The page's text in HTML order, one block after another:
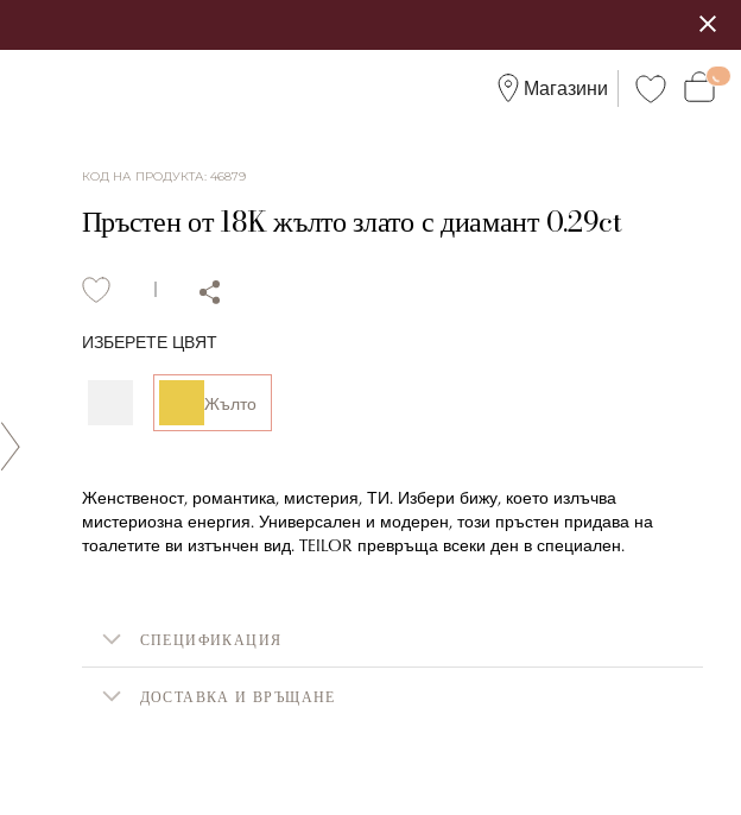
Магазини
КОД НА ПРОДУКТА: 46879
Пръстен от 18K жълто злато с диамант 0.29ct
ИЗБЕРЕТЕ ЦВЯТ
Жълто
Женственост, романтика, мистерия, ТИ. Избери бижу, което излъчва
мистериозна енергия. Универсален и модерен, този пръстен придава на
тоалетите ви изтънчен вид. TEILOR превръща всеки ден в специален.
СПЕЦИФИКАЦИЯ
ДОСТАВКА И ВРЪЩАНЕ